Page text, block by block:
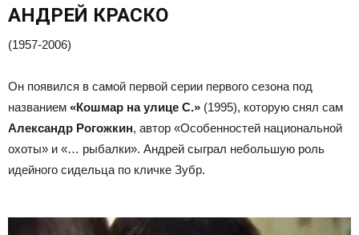
АНДРЕЙ КРАСКО
(1957-2006)
Он появился в самой первой серии первого сезона под
названием «Кошмар на улице С.» (1995), которую снял сам
Александр Рогожкин, автор «Особенностей национальной
охоты» и «… рыбалки». Андрей сыграл небольшую роль
идейного сидельца по кличке Зубр.